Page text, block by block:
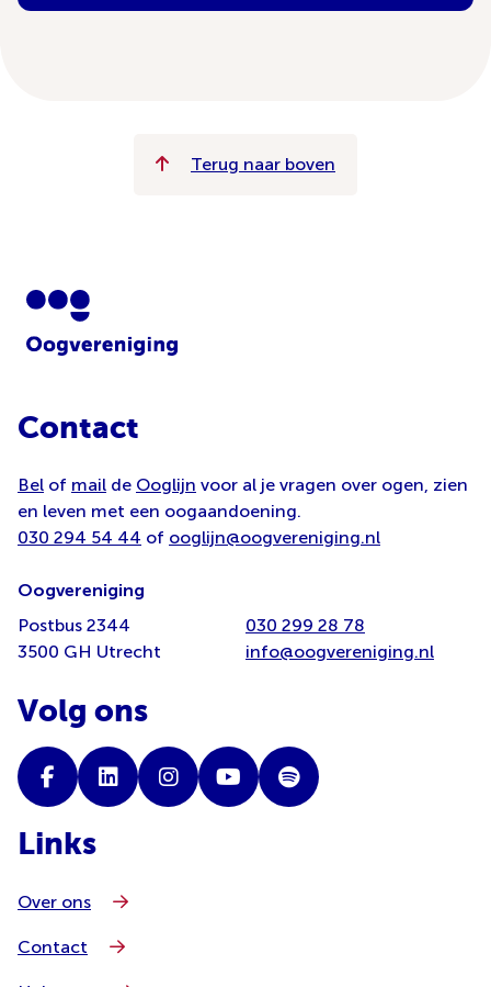
Terug naar boven
Contact
Bel of mail de Ooglijn voor al je vragen over ogen, zien
en leven met een oogaandoening.
030 294 54 44 of ooglijn@oogvereniging.nl
Oogvereniging
Postbus 2344
3500 GH Utrecht
030 299 28 78
info@oogvereniging.nl
Volg ons
Links
Over ons
Contact